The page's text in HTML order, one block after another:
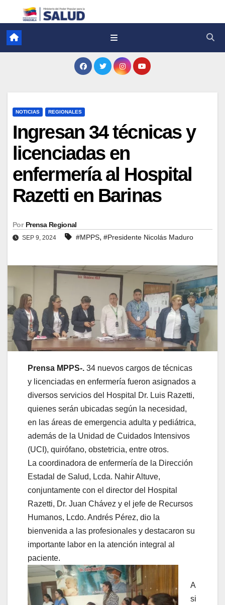
NOTICIAS REGIONALES
Ingresan 34 técnicas y
licenciadas en
enfermería al Hospital
Razetti en Barinas
Por Prensa Regional
SEP 9, 2024 #MPPS, #Presidente Nicolás Maduro
Prensa MPPS-. 34 nuevos cargos de técnicas
y licenciadas en enfermería fueron asignados a
diversos servicios del Hospital Dr. Luis Razetti,
quienes serán ubicadas según la necesidad,
en las áreas de emergencia adulta y pediátrica,
además de la Unidad de Cuidados Intensivos
(UCI), quirófano, obstetricia, entre otros.
La coordinadora de enfermería de la Dirección
Estadal de Salud, Lcda. Nahir Altuve,
conjuntamente con el director del Hospital
Razetti, Dr. Juan Chávez y el jefe de Recursos
Humanos, Lcdo. Andrés Pérez, dio la
bienvenida a las profesionales y destacaron su
importante labor en la atención integral al
paciente.
A
si